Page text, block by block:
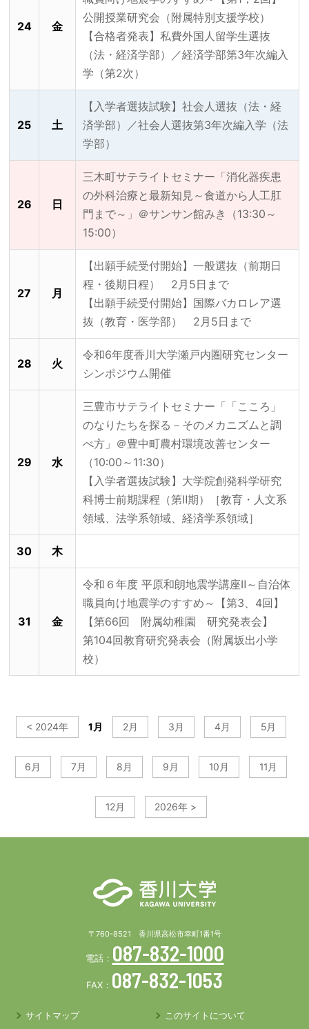
24 金
公開授業研究会（附属特別支援学校）
【合格者発表】私費外国人留学生選抜
（法・経済学部）／経済学部第3年次編入
学（第2次）
25 土
【入学者選抜試験】社会人選抜（法・経
済学部）／社会人選抜第3年次編入学（法
学部）
26 日
三木町サテライトセミナー「消化器疾患
の外科治療と最新知見～食道から人工肛
門まで～」＠サンサン館みき（13:30～
15:00）
27 月
【出願手続受付開始】一般選抜（前期日
程・後期日程） 2月5日まで
【出願手続受付開始】国際バカロレア選
抜（教育・医学部） 2月5日まで
28 火
令和6年度香川大学瀬戸内圏研究センター
シンポジウム開催
29 水
三豊市サテライトセミナー「「こころ」
のなりたちを探る－そのメカニズムと調
べ方」＠豊中町農村環境改善センター
（10:00～11:30）
【入学者選抜試験】大学院創発科学研究
科博士前期課程（第Ⅱ期）［教育・人文系
領域、法学系領域、経済学系領域］
30 木
31 金
令和６年度 平原和朗地震学講座Ⅱ～自治体
職員向け地震学のすすめ～【第3、4回】
【第66回 附属幼稚園 研究発表会】
第104回教育研究発表会（附属坂出小学
校）
< 2024年 1月 2月 3月 4月 5月
6月 7月 8月 9月 10月 11月
12月 2026年 >
〒760-8521 香川県高松市幸町1番1号
電話： 087-832-1000
FAX： 087-832-1053
サイトマップ このサイトについて